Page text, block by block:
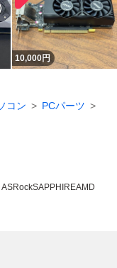
10,000円
コン
PCパーツ
ASRockSAPPHIREAMD